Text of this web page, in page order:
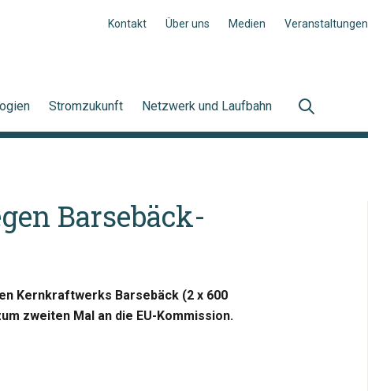
Kontakt Über uns Medien Veranstaltungen
Stromzukunft Netzwerk und Laufbahn
Barsebäck-
Kernkraftwerks Barsebäck (2 x 600
zweiten Mal an die EU-Kommission.